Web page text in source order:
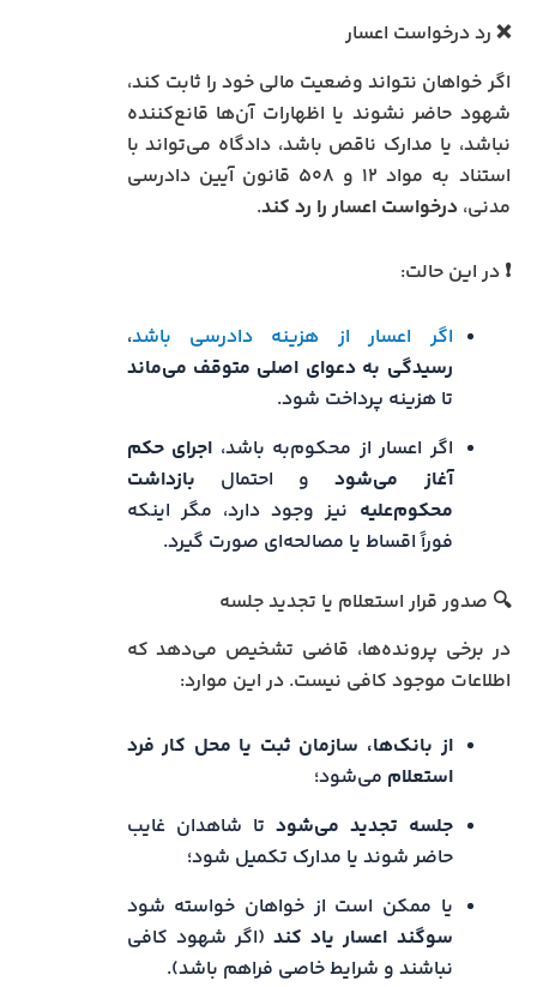
❌ رد درخواست اعسار
اگر خواهان نتواند وضعیت مالی خود را ثابت کند،
شهود حاضر نشوند یا اظهارات آن‌ها قانع‌کننده
نباشد، یا مدارک ناقص باشد، دادگاه می‌تواند با
استناد به مواد ۱۲ و ۵۰۸ قانون آیین دادرسی
مدنی،درخواست اعسار را رد کند.
❗ در این حالت:
اگر اعسار از هزینه دادرسی باشد،
رسیدگی به دعوای اصلی متوقف می‌ماند
تا هزینه پرداخت شود.
اگر اعسار از محکوم‌به باشد، اجرای حکم
آغاز می‌شودو احتمال بازداشت
محکوم‌علیه نیز وجود دارد، مگر اینکه
فوراً اقساط یا مصالحه‌ای صورت گیرد.
🔍 صدور قرار استعلام یا تجدید جلسه
در برخی پرونده‌ها، قاضی تشخیص می‌دهد که
اطلاعات موجود کافی نیست. در این موارد:
از بانک‌ها، سازمان ثبت یا محل کار فرد
استعلام می‌شود؛
جلسه تجدید می‌شود تا شاهدان غایب
حاضر شوند یا مدارک تکمیل شود؛
یا ممکن است از خواهان خواسته شود
سوگند اعسار یاد کند(اگر شهود کافی
نباشند و شرایط خاصی فراهم باشد).